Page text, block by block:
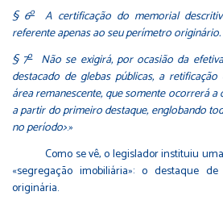
§ 6oA certificação do memorial
referente apenas ao seu perímetro originário.
§ 7oNão se exigirá, por ocasião da
destacado de glebas públicas, a
área remanescente, que somente ocorrerá a
a partir do primeiro destaque, englobando
no período>.»
Como se vê, o legislador instituiu uma
«segregação imobiliária»: o destaque
originária.